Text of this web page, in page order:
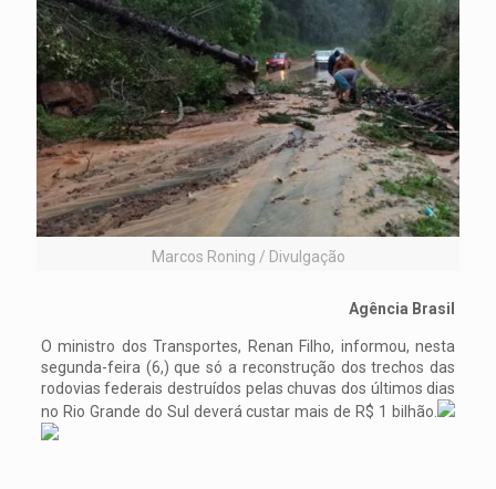
Marcos Roning / Divulgação
Agência Brasil
O ministro dos Transportes, Renan Filho, informou, nesta
segunda-feira (6,) que só a reconstrução dos trechos das
rodovias federais destruídos pelas chuvas dos últimos dias
no Rio Grande do Sul deverá custar mais de R$ 1 bilhão.